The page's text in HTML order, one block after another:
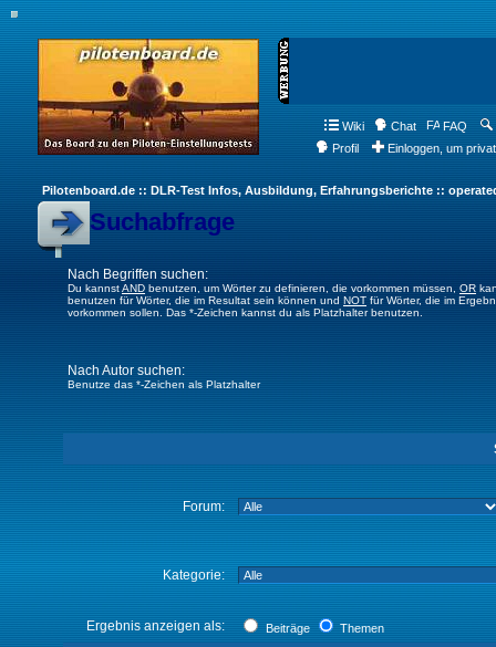
Wiki Chat FAQ
Profil
Einloggen, um
Pilotenboard.de :: DLR-Test Infos, Ausbildung, Erfahrungsberichte ::
Suchabfrage
Nach Begriffen suchen:
Du kannstAND benutzen, um Wörter zu definieren, die vorkommen müssen, OR
benutzen für Wörter, die im Resultat sein können und NOT für Wörter, die im
vorkommen sollen. Das *-Zeichen kannst du als Platzhalter benutzen.
Nach Autor suchen:
Benutze das *-Zeichen als Platzhalter
Forum:
Kategorie:
Ergebnis anzeigen als: Beiträge Themen